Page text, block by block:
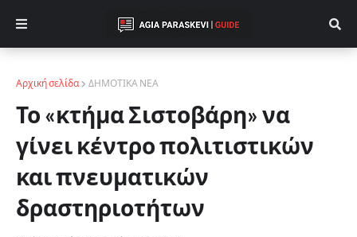
Αρχική σελίδα ΔΗΜΟΤΙΚΑ ΝΕΑ
Το «κτήμα Σιστοβάρη» να
γίνει κέντρο πολιτιστικών
και πνευματικών
δραστηριοτήτων